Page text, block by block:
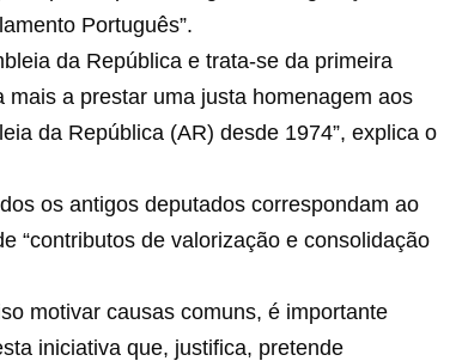
Português”.
da República e trata-se da primeira
a prestar uma justa homenagem aos
da República (AR) desde 1974”, explica o
os antigos deputados correspondam ao
“contributos de valorização e consolidação
motivar causas comuns, é importante
iniciativa que, justifica, pretende